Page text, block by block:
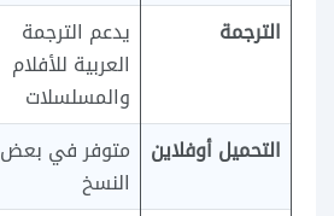
الترجمة
يدعم الترجمة
العربية للأفلام
والمسلسلات
التحميل أوفلاين
متوفر في بعض
النسخ